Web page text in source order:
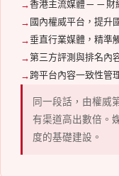
香港主流媒體——財
國內權威平台，提升
垂直行業媒體，精準
第三方評測與排名內
跨平台內容一致性管
同一段話，由權威
有渠道高出數倍。
度的基礎建設。